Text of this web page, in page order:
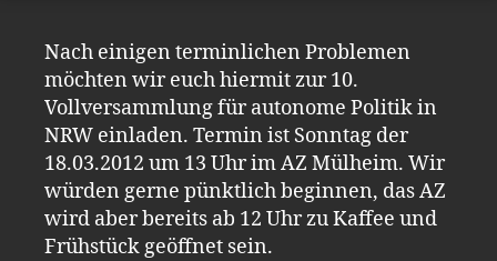
Nach einigen terminlichen Problemen
möchten wir euch hiermit zur 10.
Vollversammlung für autonome Politik in
NRW einladen. Termin ist Sonntag der
18.03.2012 um 13 Uhr im AZ Mülheim. Wir
würden gerne pünktlich beginnen, das AZ
wird aber bereits ab 12 Uhr zu Kaffee und
Frühstück geöffnet sein.